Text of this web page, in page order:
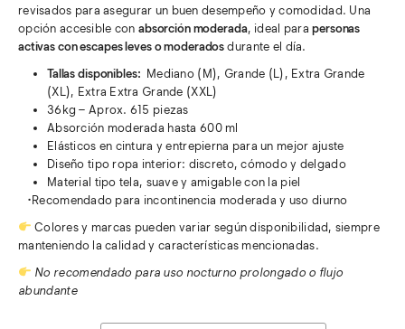
revisados para asegurar un buen desempeño y comodidad. Una
opción accesible con absorción moderada, ideal parapersonas
activas con escapes leves o moderados durante el día.
Tallas disponibles: Mediano (M), Grande (L), Extra Grande
(XL), Extra Extra Grande (XXL)
36kg – Aprox. 615 piezas
Absorción moderada hasta 600 ml
Elásticos en cintura y entrepierna para un mejor ajuste
Diseño tipo ropa interior: discreto, cómodo y delgado
Material tipo tela, suave y amigable con la piel
• Recomendado para incontinencia moderada y uso diurno
Colores y marcas pueden variar según disponibilidad, siempre
manteniendo la calidad y características mencionadas.
No recomendado para uso nocturno prolongado o flujo
abundante